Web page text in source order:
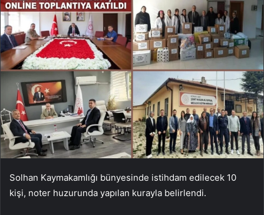
Solhan Kaymakamlığı bünyesinde istihdam edilecek 10
kişi, noter huzurunda yapılan kurayla belirlendi.